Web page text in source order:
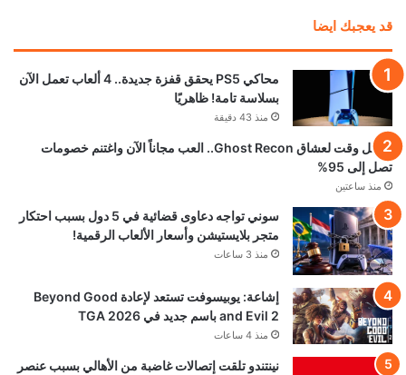
قد يعجبك ايضا
محاكي PS5 يحقق قفزة جديدة.. 4 ألعاب تعمل الآن
بسلاسة تامة! ظاهريًا
منذ 43 دقيقة
أفضل وقت لعشاق Ghost Recon.. العب مجاناً الآن واغتنم خصومات
تصل إلى 95%
منذ ساعتين
سوني تواجه دعاوى قضائية في 5 دول بسبب احتكار
متجر بلايستيشن وأسعار الألعاب الرقمية!
منذ 3 ساعات
إشاعة: يوبيسوفت تستعد لإعادة Beyond Good
and Evil 2 باسم جديد في TGA 2026
منذ 4 ساعات
نينتندو تلقت إتصالات غاضبة من الأهالي بسبب عنصر